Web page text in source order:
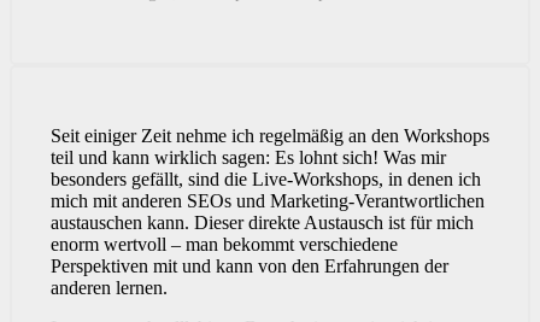
Seit einiger Zeit nehme ich regelmäßig an den Workshops
teil und kann wirklich sagen: Es lohnt sich! Was mir
besonders gefällt, sind die Live-Workshops, in denen ich
mich mit anderen SEOs und Marketing-Verantwortlichen
austauschen kann. Dieser direkte Austausch ist für mich
enorm wertvoll – man bekommt verschiedene
Perspektiven mit und kann von den Erfahrungen der
anderen lernen.